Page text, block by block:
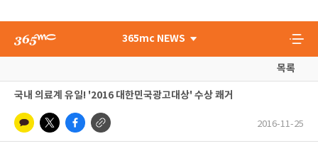
365mc NEWS
목록
국내 의료계 유일! '2016 대한민국광고대상' 수상 쾌거
2016-11-25